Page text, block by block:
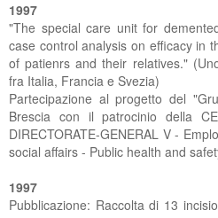
1997
"The special care unit for
case control analysis on efficacy in
of patienrs and their relatives."
fra Italia, Francia e Svezia)
Partecipazione al progetto del
Brescia con il patrocinio della
DIRECTORATE-GENERAL V -
social affairs - Public health and
1997
Pubblicazione: Raccolta di 13